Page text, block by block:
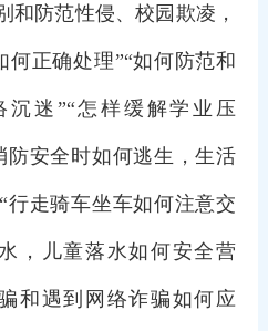
和防范性侵、校园欺凌，
正确处理”“如何防范和
迷”“怎样缓解学业压
防安全时如何逃生，生活
行走骑车坐车如何注意交
，儿童落水如何安全营
和遇到网络诈骗如何应